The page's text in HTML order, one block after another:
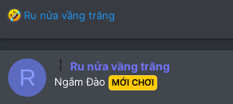
R
c
t
o
Ru nửa vầng trăng
R Ru nửa vầng trăng
Ngắm Đào MỚI CHƠI